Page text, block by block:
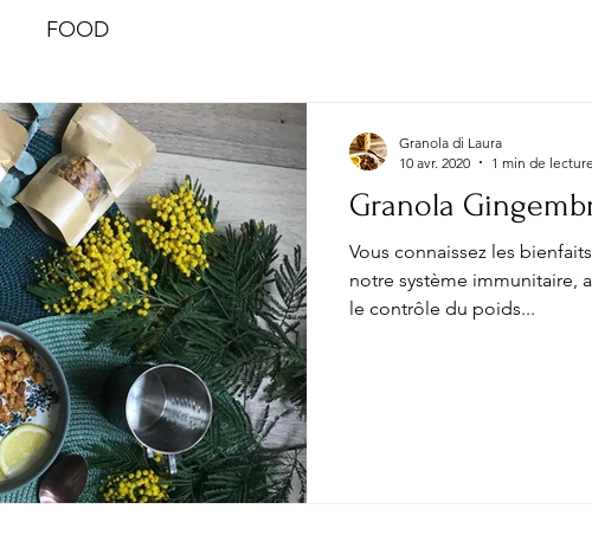
FOOD
Granola
Vous connaissez les
notre système immunitaire,
le contrôle du poids...
Granola di Laura
10 avr. 2020
1 min de